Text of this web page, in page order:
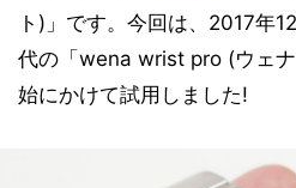
ト)」です。今回は、2017年
代の「wena wrist pro (ウェ
始にかけて試用しました!